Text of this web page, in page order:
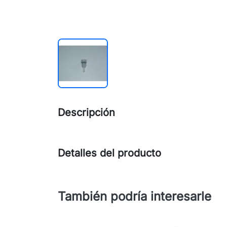
Descripción
Detalles del producto
También podría interesarle